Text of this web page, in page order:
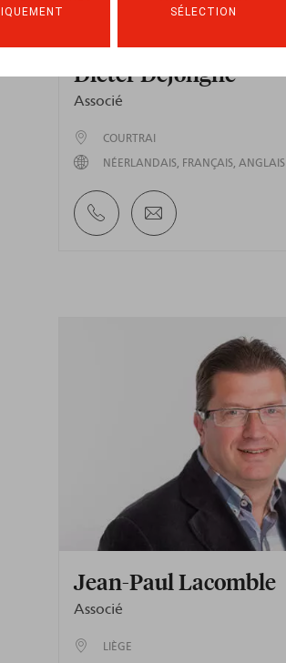
SÉLECTION
Dieter Dejonghe
Associé
COURTRAI
NÉERLANDAIS FRANÇAIS ANGLAIS
Jean-Paul Lacomble
Associé
LIÈGE